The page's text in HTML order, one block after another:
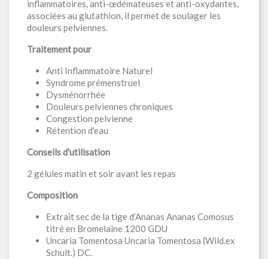
inflammatoires, anti-œdémateuses et anti-oxydantes,
associées au glutathion, il permet de soulager les
douleurs pelviennes.
Traitement pour
Anti Inflammatoire Naturel
Syndrome prémenstruel
Dysménorrhée
Douleurs pelviennes chroniques
Congestion pelvienne
Rétention d'eau
Conseils d'utilisation
2 gélules matin et soir avant les repas
Composition
Extrait sec de la tige d’Ananas Ananas Comosus
titré en Bromelaïne 1200 GDU
Uncaria Tomentosa Uncaria Tomentosa (Wild.ex
Schult.) DC.